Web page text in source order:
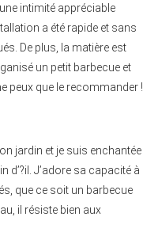
intimité appréciable
a été rapide et sans
De plus, la matière est
un petit barbecue et
peux que le recommander !
jardin et je suis enchantée
d’?il. J’adore sa capacité à
que ce soit un barbecue
il résiste bien aux